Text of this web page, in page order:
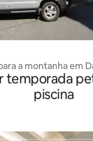
a montanha em
temporada
piscina